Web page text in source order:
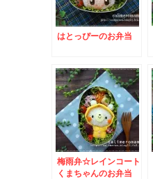
はとっぴーのお弁当
梅雨弁☆レインコート
くまちゃんのお弁当